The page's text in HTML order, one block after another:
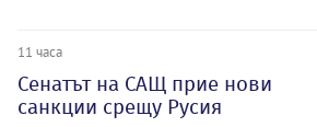
11 часа
Сенатът на САЩ прие нови
санкции срещу Русия